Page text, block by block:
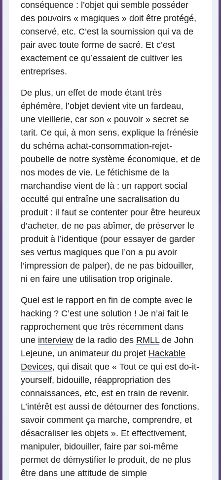
conséquence : l’objet qui semble posséder
des pouvoirs « magiques » doit être protégé,
conservé, etc. C’est la soumission qui va de
pair avec toute forme de sacré. Et c’est
exactement ce qu’essaient de cultiver les
entreprises.
De plus, un effet de mode étant très
éphémère, l’objet devient vite un fardeau,
une vieillerie, car son « pouvoir » secret se
tarit. Ce qui, à mon sens, explique la frénésie
du schéma achat-consommation-rejet-
poubelle de notre système économique, et de
nos modes de vie. Le fétichisme de la
marchandise vient de là : un rapport social
occulté qui entraîne une sacralisation du
produit : il faut se contenter pour être heureux
d’acheter, de ne pas abîmer, de préserver le
produit à l’identique (pour essayer de garder
ses vertus magiques que l’on a pu avoir
l’impression de palper), de ne pas bidouiller,
ni en faire une utilisation trop originale.
Quel est le rapport en fin de compte avec le
hacking ? C’est une solution ! Je n’ai fait le
rapprochement que très récemment dans
une interview de la radio des RMLLde John
Lejeune, un animateur du projet Hackable
Devices, qui disait que « Tout ce qui est do-it-
yourself, bidouille, réappropriation des
connaissances, etc, est en train de revenir.
L’intérêt est aussi de détourner des fonctions,
savoir comment ça marche, comprendre, et
désacraliser les objets ». Et effectivement,
manipuler, bidouiller, faire par soi-même
permet de démystifier le produit, de ne plus
être dans une attitude de simple